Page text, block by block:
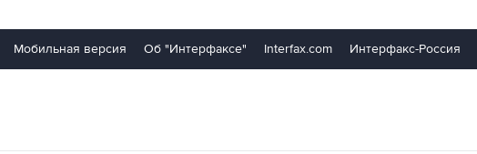
Мобильная версия Об "Интерфаксе" Interfax.com Интерфакс-Россия